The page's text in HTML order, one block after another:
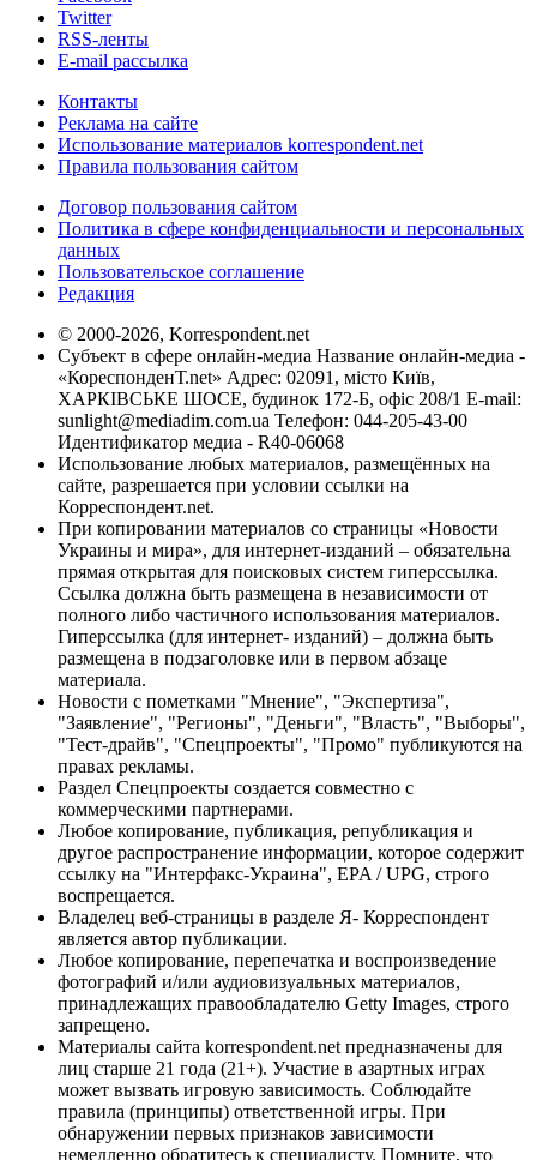
Twitter
RSS-ленты
E-mail рассылка
Контакты
Реклама на сайте
Использование материалов korrespondent.net
Правила пользования сайтом
Договор пользования сайтом
Политика в сфере конфиденциальности и персональных
данных
Пользовательское соглашение
Редакция
© 2000-2026, Korrespondent.net
Субъект в сфере онлайн-медиа Название онлайн-медиа -
«КореспонденТ.net» Адрес: 02091, місто Київ,
ХАРКІВСЬКЕ ШОСЕ, будинок 172-Б, офіс 208/1 E-mail:
sunlight@mediadim.com.ua Телефон: 044-205-43-00
Идентификатор медиа - R40-06068
Использование любых материалов, размещённых на
сайте, разрешается при условии ссылки на
Корреспондент.net.
При копировании материалов со страницы «Новости
Украины и мира», для интернет-изданий – обязательна
прямая открытая для поисковых систем гиперссылка.
Ссылка должна быть размещена в независимости от
полного либо частичного использования материалов.
Гиперссылка (для интернет- изданий) – должна быть
размещена в подзаголовке или в первом абзаце
материала.
Новости с пометками "Мнение", "Экспертиза",
"Заявление", "Регионы", "Деньги", "Власть", "Выборы",
"Тест-драйв", "Спецпроекты", "Промо" публикуются на
правах рекламы.
Раздел Спецпроекты создается совместно с
коммерческими партнерами.
Любое копирование, публикация, републикация и
другое распространение информации, которое содержит
ссылку на "Интерфакс-Украина", EPA / UPG, строго
воспрещается.
Владелец веб-страницы в разделе Я- Корреспондент
является автор публикации.
Любое копирование, перепечатка и воспроизведение
фотографий и/или аудиовизуальных материалов,
принадлежащих правообладателю Getty Images, строго
запрещено.
Материалы сайта korrespondent.net предназначены для
лиц старше 21 года (21+). Участие в азартных играх
может вызвать игровую зависимость. Соблюдайте
правила (принципы) ответственной игры. При
обнаружении первых признаков зависимости
немедленно обратитесь к специалисту. Помните, что